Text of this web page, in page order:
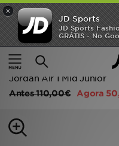
×
JD Sports
JD Sports
GRÁTIS - No
Página principal
Criança
Jordan Air 1 Mid Junior
Antes110,00€ Agora
INÍCIO
Promoções
NOVIDADES
MULHER